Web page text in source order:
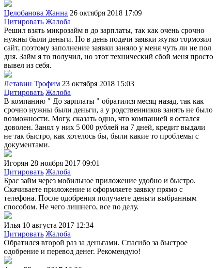
Целобанова Жанна 26 октября 2018 17:09
Цитировать Жалоба
Решил взять микрозайм в до зарплаты, так как очень срочно
нужны были деньги. Но в день подачи заявки жутко тормозил
сайт, поэтому заполнение заявки заняло у меня чуть ли не пол
дня. Займ я то получил, но этот технический сбой меня просто
вывел из себя.
Летавин Трофим 23 октября 2018 15:03
Цитировать Жалоба
В компанию " До зарплаты " обратился месяц назад, так как
срочно нужны были деньги, а у родственников занять не было
возможности. Могу, сказать одно, что компанией я остался
доволен. Занял у них 5 000 рублей на 7 дней, кредит выдали
не так быстро, как хотелось бы, были какие то проблемы с
документами.
Игорян 28 ноября 2017 09:01
Цитировать Жалоба
Брас займ через мобильное приложение удобно и быстро.
Скачиваете приложение и оформляете заявку прямо с
телефона. После одобрения получаете деньги выбранным
способом. Не чего лишнего, все по делу.
Илья 10 августа 2017 12:34
Цитировать Жалоба
Обратился второй раз за деньгами. Спасибо за быстрое
одобрение и перевод денег. Рекомендую!